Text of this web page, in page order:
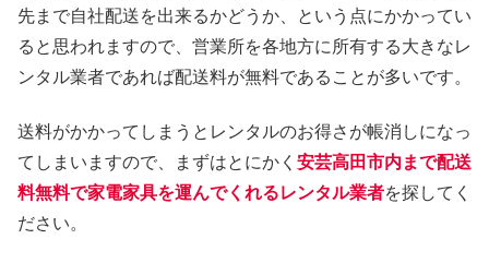
先まで自社配送を出来るかどうか、という点にかかってい
ると思われますので、営業所を各地方に所有する大きなレ
ンタル業者であれば配送料が無料であることが多いです。
送料がかかってしまうとレンタルのお得さが帳消しになっ
てしまいますので、まずはとにかく 安芸高田市内まで配送
料無料で家電家具を運んでくれるレンタル業者を探してく
ださい。